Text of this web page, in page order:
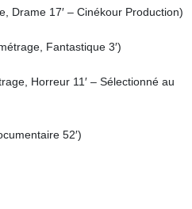
Drame 17′ – Cinékour Production)
Fantastique 3′)
Horreur 11′ – Sélectionné au
52′)